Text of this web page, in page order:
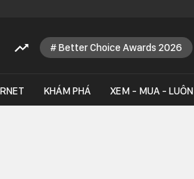
Better Choice Awards 2026
KHÁM PHÁ XEM - MUA - LUÔN